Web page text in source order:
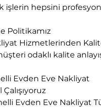
işlerin hepsini
Politikamız
odaklı kalite
Evden Eve Nakliyat
Çalışıyoruz